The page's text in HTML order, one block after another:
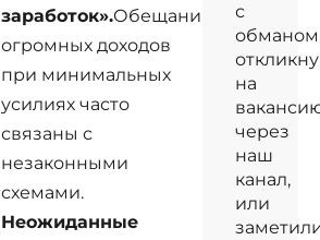
заработок».Обещания
огромных доходов
при минимальных
усилиях часто
связаны с
незаконными
схемами.
Неожиданные
с
на
через
наш
канал,
или